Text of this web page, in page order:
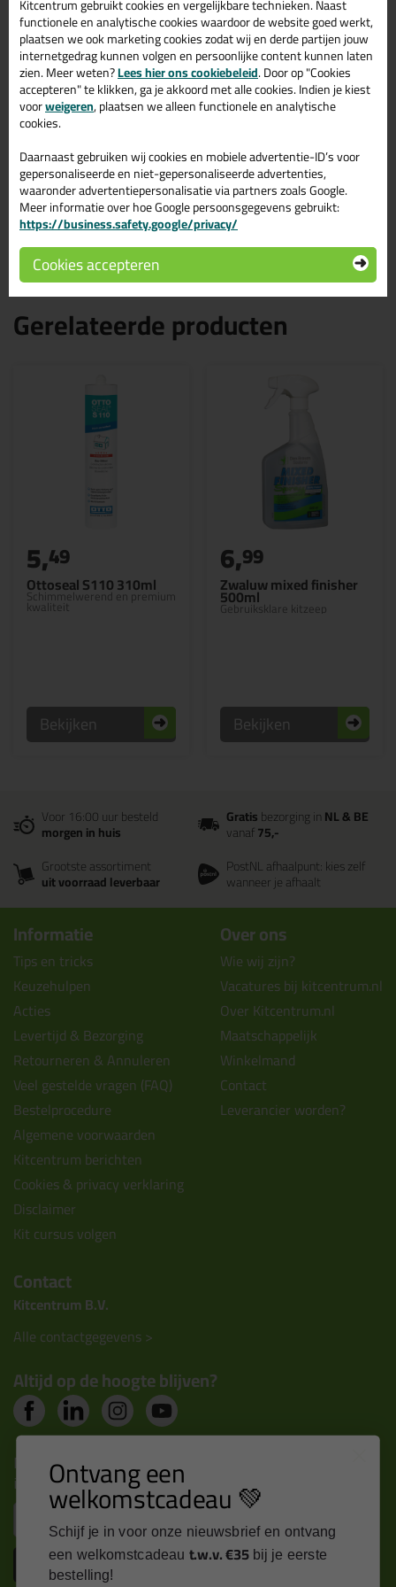
topresultaat. Bestel de Zwaluw Silicone BB + sanitary 310ml in
kleur Transparant grijs vandaag nog! Op voorraad en op
werkdagen besteld = morgen in huis.
Wil je meer weten over de toepassing en kenmerken van dit
product?Lees alles over dit product >
Tips & tricks voor Zwaluw Silicone
BB + sanitary 310ml
In de volgende blogs wordt dit product gebruikt:
Heb ik een primer nodig voor mijn Zwaluw of Den Braven
kit?
Zuurvrije siliconenkit, wat is dat?
Gerelateerde producten
Ottoseal S110 310ml
Schimmelwerend en premium
kwaliteit
5,49
Bekijken
Zwaluw mixed finisher
500ml
Gebruiksklare kitzeep
6,99
Bekijken
Voor 16:00 uur besteld
morgen in huis
Gratisbezorging inNL & BE
vanaf75,-
Grootste assortiment
uit voorraad leverbaar
PostNL afhaalpunt: kies zelf
wanneer je afhaalt
Informatie
Tips en tricks
Keuzehulpen
Acties
Levertijd & Bezorging
Retourneren & Annuleren
Veel gestelde vragen (FAQ)
Bestelprocedure
Algemene voorwaarden
Kitcentrum berichten
Cookies & privacy verklaring
Disclaimer
Kit cursus volgen
Over ons
Wie wij zijn?
Vacatures bij kitcentrum.nl
Over Kitcentrum.nl
Maatschappelijk
Winkelmand
Contact
Leverancier worden?
Contact
Kitcentrum B.V.
Alle contactgegevens >
Altijd op de hoogte blijven?
Nieuws, tips en exclusieve deals rechtstreeks in je
inbox
Inschrijven
Kitcentrum gebruikt cookies en vergelijkbare technieken. Naast
functionele en analytische cookies waardoor de website goed werkt,
plaatsen we ook marketing cookies zodat wij en derde partijen jouw
internetgedrag kunnen volgen en persoonlijke content kunnen laten
zien. Meer weten?Lees hier ons cookiebeleid. Door op "Cookies
accepteren" te klikken, ga je akkoord met alle cookies. Indien je kiest
voorweigeren, plaatsen we alleen functionele en analytische
cookies.
Daarnaast gebruiken wij cookies en mobiele advertentie-ID’s voor
gepersonaliseerde en niet-gepersonaliseerde advertenties,
waaronder advertentiepersonalisatie via partners zoals Google.
Meer informatie over hoe Google persoonsgegevens gebruikt:
https://business.safety.google/privacy/
Cookies accepteren
Ontvang een
welkomstcadeau 💚
Schijf je in voor onze nieuwsbrief en ontvang
een welkomstcadeau t.w.v. €35 bij je eerste
bestelling!